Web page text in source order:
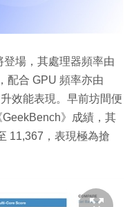
場，其處理器頻率由
配合 GPU 頻率亦由
效能表現。早前坊間便
》成績，其
11,367，表現極為搶